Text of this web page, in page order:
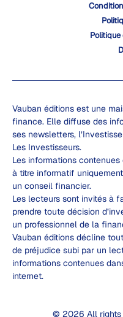
Vauban éditions est une
finance. Elle diffuse des
ses newsletters,
Les Investisseurs.
Les informations
à titre informatif
un conseil financier.
Les lecteurs sont invités à
prendre toute décision
un professionnel de la
Vauban éditions décline
de préjudice subi par un
informations contenues
internet.
© 2026 All rights